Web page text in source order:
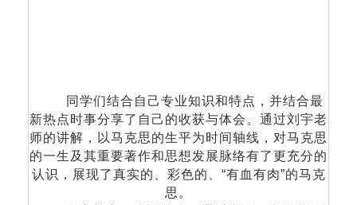
同学们结合自己专业知识和特点，并结合最
新热点时事分享了自己的收获与体会。通过刘宇老
师的讲解，以马克思的生平为时间轴线，对马克思
的一生及其重要著作和思想发展脉络有了更充分的
认识，展现了真实的、彩色的、“有血有肉”的马克
思。